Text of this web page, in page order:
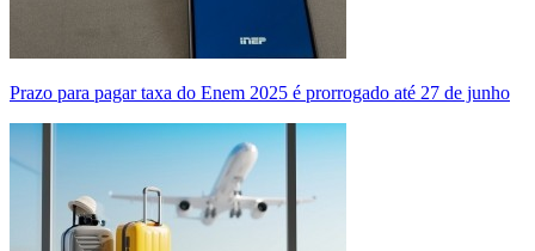
Prazo para pagar taxa do Enem 2025 é prorrogado até 27 de junho